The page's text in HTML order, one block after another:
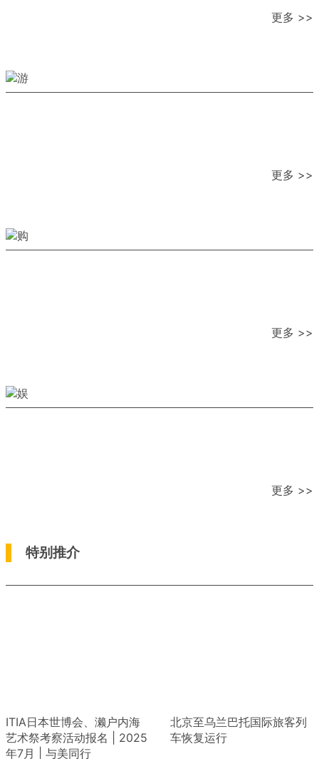
更多 >>
更多 >>
更多 >>
更多 >>
特别推介
ITIA日本世博会、濑户内海
艺术祭考察活动报名 | 2025
年7月 | 与美同行
北京至乌兰巴托国际旅客列
车恢复运行